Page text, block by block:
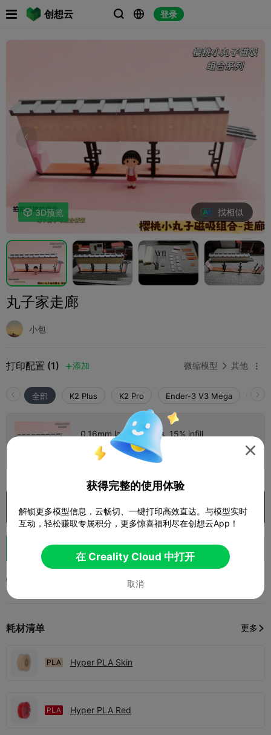
创想云   登录
 3D预览 找相似
丸子家走廊
小包
打印配置 (1) 添加 微缩模型  其他 
全部 K2 Plus K2 Pro Ender-3 V3 Mega K2
0.16mm layer, 2 walls, 15% infill
作者 04h 04m 
在 Creality Cloud 中打开 
助力 73 63

耗材清单 更多 
PLA Hyper PLA Skin
PLA Hyper PLA Red

获得完整的使用体验
解锁更多模型信息，云畅切、一键打印高效直达。与模型实时
互动，轻松赚取专属积分，更多惊喜福利尽在创想云App！
在 Creality Cloud 中打开
取消